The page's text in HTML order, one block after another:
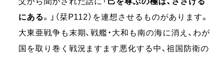
にある。」（栞P112）を連想させるものがあります。
大東亜戦争も末期、戦艦・大和も南の海に消え、わが
国を取り巻く戦況ますます悪化する中、祖国防衛の